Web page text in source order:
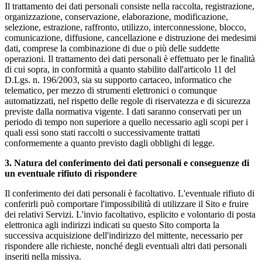
Il trattamento dei dati personali consiste nella raccolta, registrazione,
organizzazione, conservazione, elaborazione, modificazione,
selezione, estrazione, raffronto, utilizzo, interconnessione, blocco,
comunicazione, diffusione, cancellazione e distruzione dei medesimi
dati, comprese la combinazione di due o più delle suddette
operazioni. Il trattamento dei dati personali è effettuato per le finalità
di cui sopra, in conformità a quanto stabilito dall'articolo 11 del
D.Lgs. n. 196/2003, sia su supporto cartaceo, informatico che
telematico, per mezzo di strumenti elettronici o comunque
automatizzati, nel rispetto delle regole di riservatezza e di sicurezza
previste dalla normativa vigente. I dati saranno conservati per un
periodo di tempo non superiore a quello necessario agli scopi per i
quali essi sono stati raccolti o successivamente trattati
conformemente a quanto previsto dagli obblighi di legge.
3. Natura del conferimento dei dati personali e conseguenze di
un eventuale rifiuto di rispondere
Il conferimento dei dati personali è facoltativo. L'eventuale rifiuto di
conferirli può comportare l'impossibilità di utilizzare il Sito e fruire
dei relativi Servizi. L'invio facoltativo, esplicito e volontario di posta
elettronica agli indirizzi indicati su questo Sito comporta la
successiva acquisizione dell'indirizzo del mittente, necessario per
rispondere alle richieste, nonché degli eventuali altri dati personali
inseriti nella missiva.